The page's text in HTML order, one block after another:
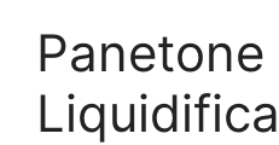
Panetone